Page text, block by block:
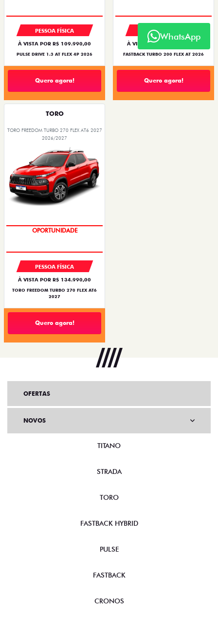
PESSOA FÍSICA
À VISTA POR R$ 109.990,00
PULSE DRIVE 1.3 AT FLEX 4P 2026
Quero agora!
PESSOA FÍSICA
À VISTA POR R$ 119.990,00
FASTBACK TURBO 200 FLEX AT 2026
Quero agora!
TORO
TORO FREEDOM TURBO 270 FLEX AT6 2027
2026/2027
OPORTUNIDADE
PESSOA FÍSICA
À VISTA POR R$ 134.990,00
TORO FREEDOM TURBO 270 FLEX AT6
2027
Quero agora!
WhatsApp
OFERTAS
NOVOS
TITANO
STRADA
TORO
FASTBACK HYBRID
PULSE
FASTBACK
CRONOS